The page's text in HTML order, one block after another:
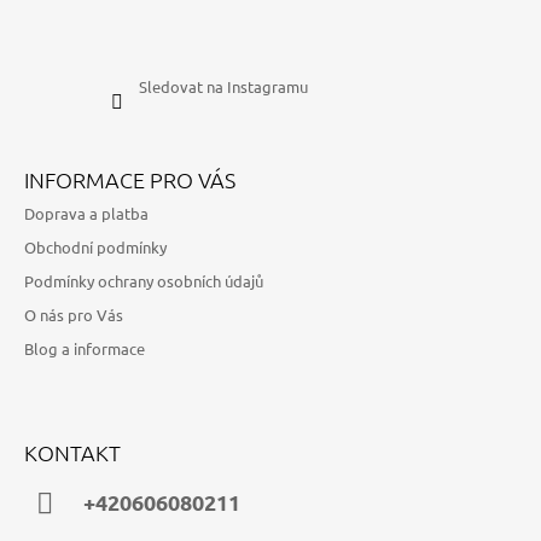
Sledovat na Instagramu
INFORMACE PRO VÁS
Doprava a platba
Obchodní podmínky
Podmínky ochrany osobních údajů
O nás pro Vás
Blog a informace
KONTAKT
+420606080211